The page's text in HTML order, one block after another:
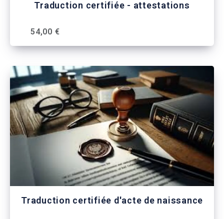
Traduction certifiée - attestations
54,00 €
Traduction certifiée d'acte de naissance